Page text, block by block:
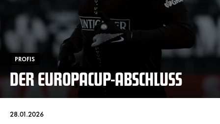
PROFIS
DER EUROPACUP-ABSCHLUSS
28.01.2026